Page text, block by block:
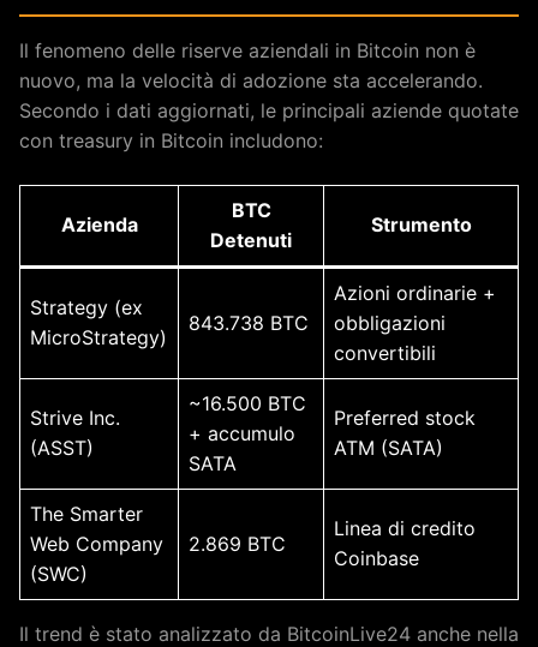
Il fenomeno delle riserve aziendali in Bitcoin non è
nuovo, ma la velocità di adozione sta accelerando.
Secondo i dati aggiornati, le principali aziende quotate
con treasury in Bitcoin includono:
Azienda
BTC
Detenuti
Strumento
Strategy (ex
MicroStrategy)
843.738 BTC
Azioni ordinarie +
obbligazioni
convertibili
Strive Inc.
(ASST)
~16.500 BTC
+ accumulo
SATA
Preferred stock
ATM (SATA)
The Smarter
Web Company
(SWC)
2.869 BTC
Linea di credito
Coinbase
Il trend è stato analizzato da BitcoinLive24 anche nella